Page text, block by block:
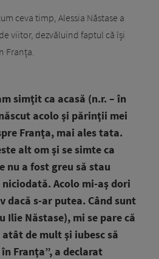
ceva timp, Alessia Năstase a
viitor, dezvăluind faptul că își
Franța.
simţit ca acasă (n.r. – în
acolo şi părinţii mei
Franţa, mai ales tata.
alt om şi se simte ca
nu a fost greu să stau
niciodată. Acolo mi-aş dori
dacă s-ar putea. Când sunt
Ilie Năstase), mi se pare că
de mult şi iubesc să
Franţa”, a declarat